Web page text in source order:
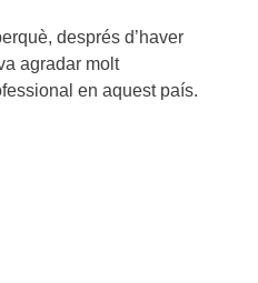
després d’haver
agradar molt
en aquest país.